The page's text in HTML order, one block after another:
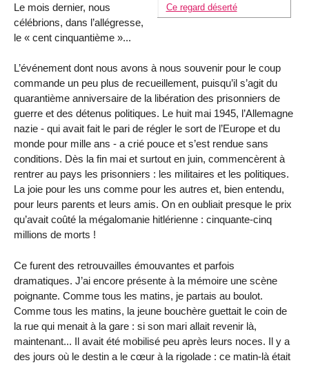
Ce regard déserté
Le mois dernier, nous
célébrions, dans l’allégresse,
le « cent cinquantième »...
L’événement dont nous avons à nous souvenir pour le coup
commande un peu plus de recueillement, puisqu’il s’agit du
quarantième anniversaire de la libération des prisonniers de
guerre et des détenus politiques. Le huit mai 1945, l’Allemagne
nazie - qui avait fait le pari de régler le sort de l’Europe et du
monde pour mille ans - a crié pouce et s’est rendue sans
conditions. Dès la fin mai et surtout en juin, commencèrent à
rentrer au pays les prisonniers : les militaires et les politiques.
La joie pour les uns comme pour les autres et, bien entendu,
pour leurs parents et leurs amis. On en oubliait presque le prix
qu’avait coûté la mégalomanie hitlérienne : cinquante-cinq
millions de morts !
Ce furent des retrouvailles émouvantes et parfois
dramatiques. J’ai encore présente à la mémoire une scène
poignante. Comme tous les matins, je partais au boulot.
Comme tous les matins, la jeune bouchère guettait le coin de
la rue qui menait à la gare : si son mari allait revenir là,
maintenant... Il avait été mobilisé peu après leurs noces. Il y a
des jours où le destin a le cœur à la rigolade : ce matin-là était